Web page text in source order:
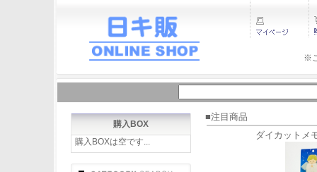
※
購入BOX
購入BOXは空です...
■注目商品
ダイカット